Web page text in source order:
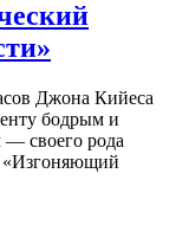
Джона Кийеса
бодрым и
своего рода
«Изгоняющий